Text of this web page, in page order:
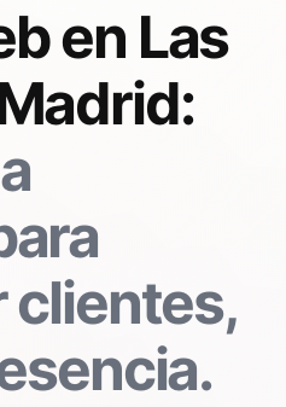
en Las
clientes,